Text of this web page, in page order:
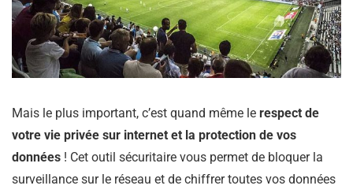
Mais le plus important, c’est quand même le respect de
votre vie privée sur internet et la protection de vos
données ! Cet outil sécuritaire vous permet de bloquer la
surveillance sur le réseau et de chiffrer toutes vos données